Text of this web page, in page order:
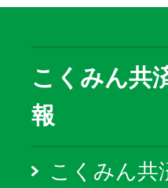
こくみん共
報
こくみん共